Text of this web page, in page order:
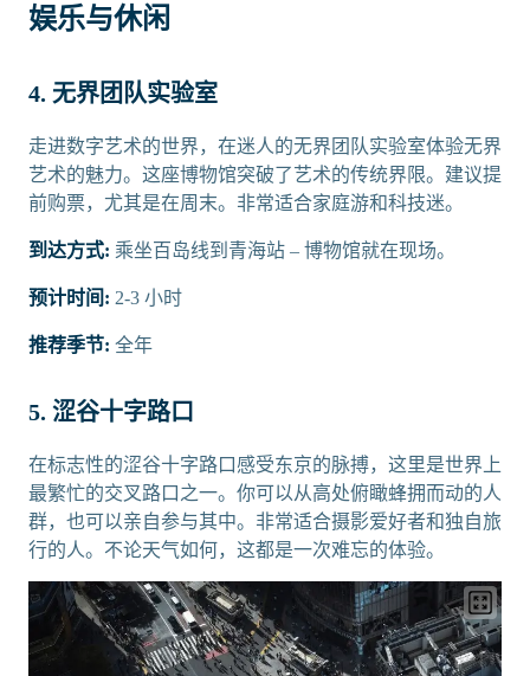
娱乐与休闲
4. 无界团队实验室
走进数字艺术的世界，在迷人的无界团队实验室体验无界
艺术的魅力。这座博物馆突破了艺术的传统界限。建议提
前购票，尤其是在周末。非常适合家庭游和科技迷。
到达方式: 乘坐百岛线到青海站 – 博物馆就在现场。
预计时间: 2-3 小时
推荐季节: 全年
5. 涩谷十字路口
在标志性的涩谷十字路口感受东京的脉搏，这里是世界上
最繁忙的交叉路口之一。你可以从高处俯瞰蜂拥而动的人
群，也可以亲自参与其中。非常适合摄影爱好者和独自旅
行的人。不论天气如何，这都是一次难忘的体验。